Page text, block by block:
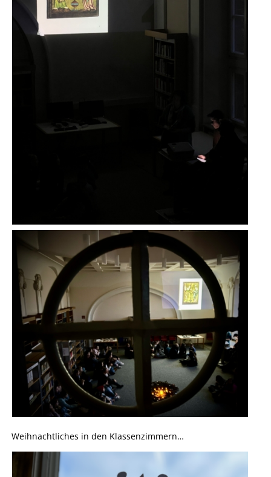
Weihnachtliches in den Klassenzimmern…